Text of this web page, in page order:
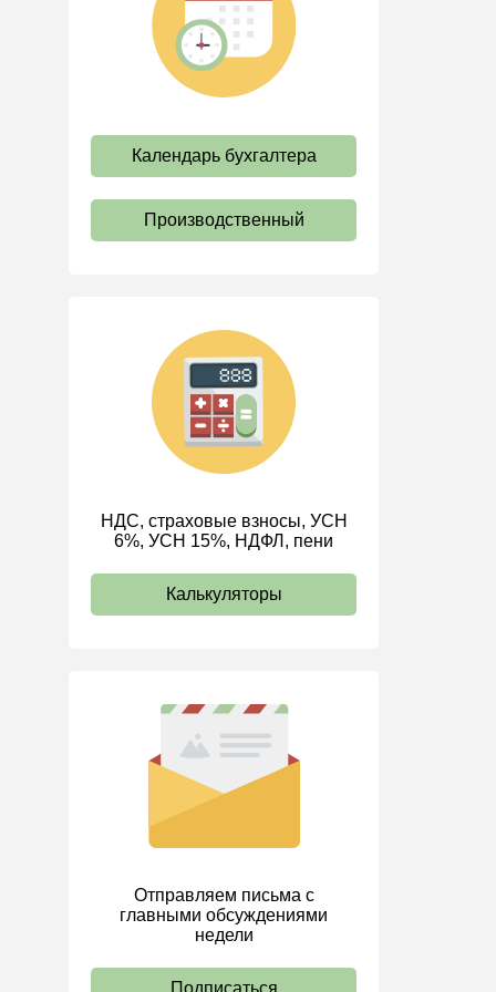
труда
Отпуск и время отдыха
Оплата труда
Ответственность и
взыскания
Пенсии
Трудовые книжки
Кадровые документы и
образцы
Персональные данные
ИП
Календарь бухгалтера
Производственный
НДС, страховые взносы, УСН
6%, УСН 15%, НДФЛ, пени
Калькуляторы
Отправляем письма с
главными обсуждениями
недели
Подписаться